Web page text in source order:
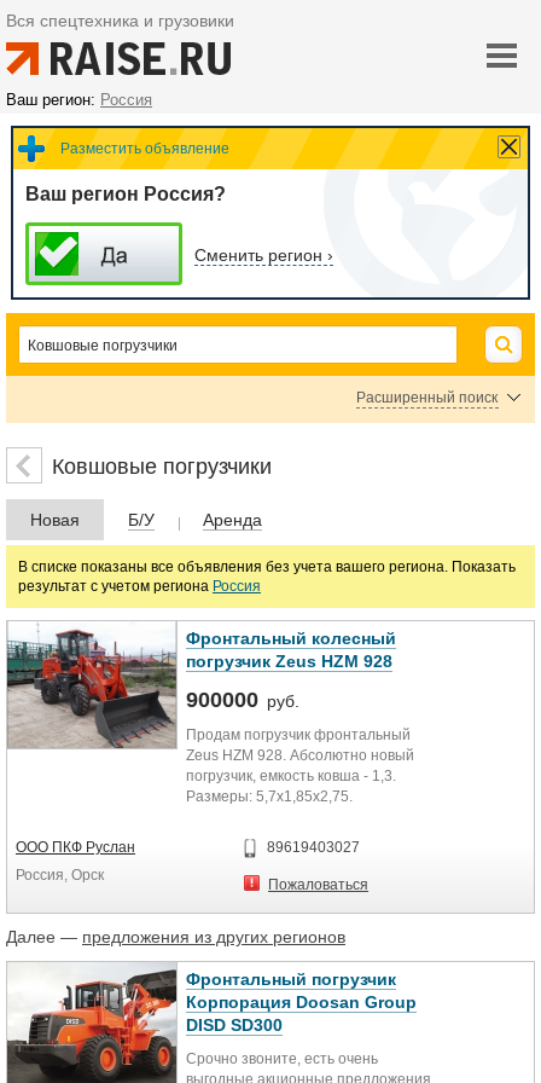
Вся спецтехника и грузовики
Ваш регион: Россия
Разместить объявление
Ваш регион Россия?
Сменить регион ›
Расширенный поиск
Гусеничные погрузчики
Цена
руб.
Марка
Ковшовые погрузчики
Новая Б/У Аренда
В списке показаны все объявления без учета вашего региона. Показать
результат с учетом региона Россия
Фронтальный колесный
погрузчик Zeus HZM 928
900000 руб.
Продам погрузчик фронтальный
Zeus HZM 928. Абсолютно новый
погрузчик, емкость ковша - 1,3.
Размеры: 5,7х1,85х2,75.
ООО ПКФ Руслан
Россия, Орск
89619403027
Пожаловаться
Далее — предложения из других регионов
Фронтальный погрузчик
Корпорация Doosan Group
DISD SD300
Срочно звоните, есть очень
выгодные акционные предложения